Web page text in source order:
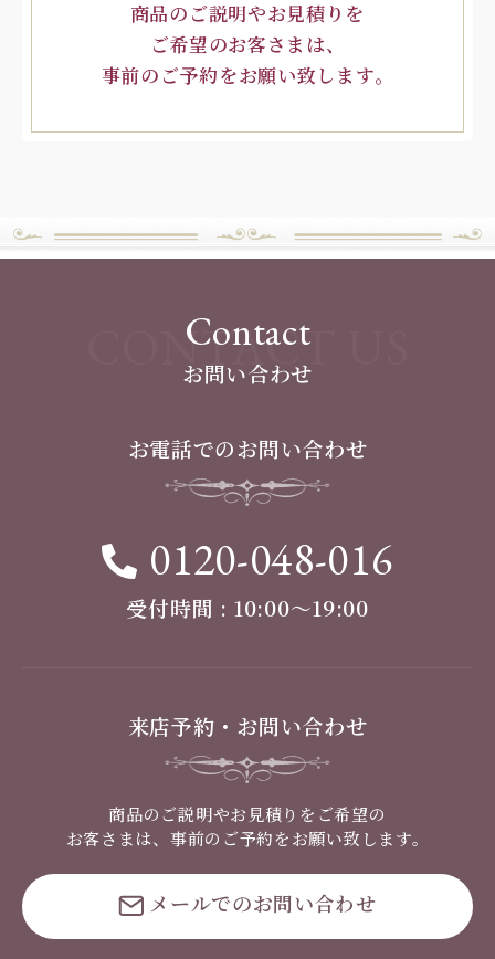
商品のご説明やお見積りを
ご希望のお客さまは、
事前のご予約をお願い致します。
Contact
お問い合わせ
CONTACT US
お電話でのお問い合わせ
0120-048-016
受付時間 : 10:00〜19:00
来店予約・お問い合わせ
商品のご説明やお見積りをご希望の
お客さまは、事前のご予約をお願い致します。
メールでのお問い合わせ